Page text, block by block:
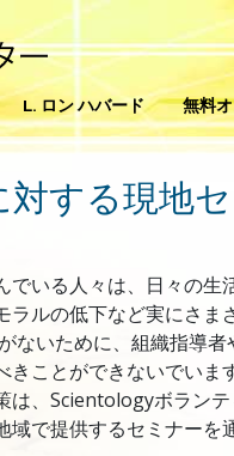
L. ロン ハバード 無料
する現地
でいる人々は、日々の生
ルの低下など実にさま
ないために、組織指導者
ことができないでいま
、Scientologyボラン
で提供するセミナーを